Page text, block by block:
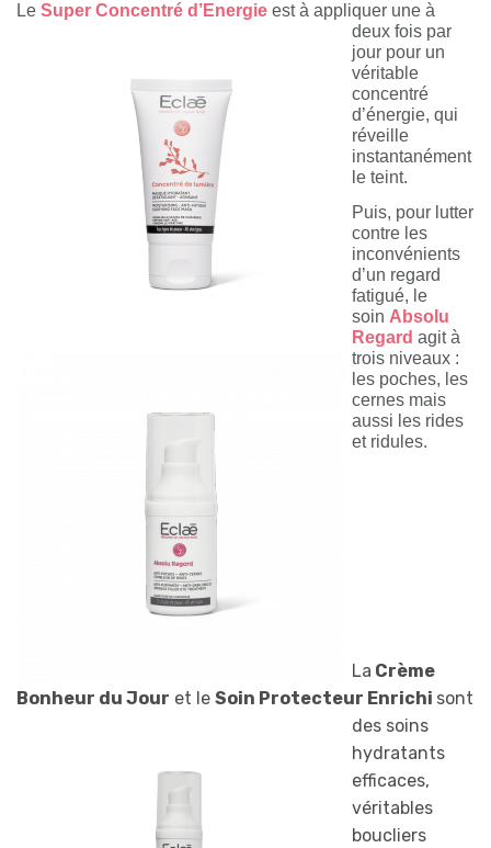
Le Super Concentré d’Energie est à appliquer une à
deux fois par
jour pour un
véritable
concentré
d’énergie, qui
réveille
instantanément
le teint.
Puis, pour lutter
contre les
inconvénients
d’un regard
fatigué, le
soin Absolu
Regard agit à
trois niveaux :
les poches, les
cernes mais
aussi les rides
et ridules.
La Crème
Bonheur du Jour et le Soin Protecteur Enrichi sont
des soins
hydratants
efficaces,
véritables
boucliers